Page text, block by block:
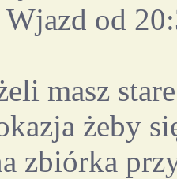
od
masz
żeby
zbiórka